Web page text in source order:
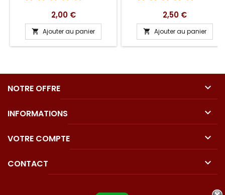
Prix
2,00 €
 Ajouter au panier
Prix
2,50 €
 Ajouter au panier
NOTRE OFFRE 
INFORMATIONS 
VOTRE COMPTE 
CONTACT 